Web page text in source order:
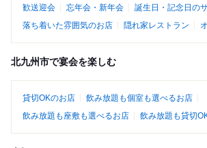
歓送迎会 忘年会・新年会
誕生日・記念日の
落ち着いた雰囲気のお店
隠れ家レストラン
北九州市で宴会を楽しむ
貸切OKのお店
飲み放題も個室も選べるお店
飲み放題も座敷も選べるお店
飲み放題も貸切